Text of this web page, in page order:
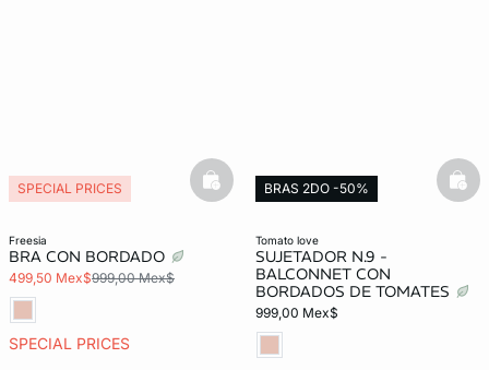
freesia
BRA CON BORDADO
499,50 Mex$999,00 Mex$
SPECIAL PRICES
SPECIAL PRICES basketfull
tomato love
SUJETADOR N.9 -
BALCONNET CON
BORDADOS DE TOMATES
999,00 Mex$
BRAS 2DO -50%